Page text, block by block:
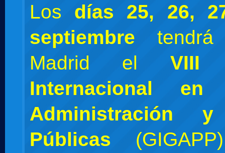
Los días 25, 26,
septiembre
Madrid el VIII
Internacional en
Administración
Públicas